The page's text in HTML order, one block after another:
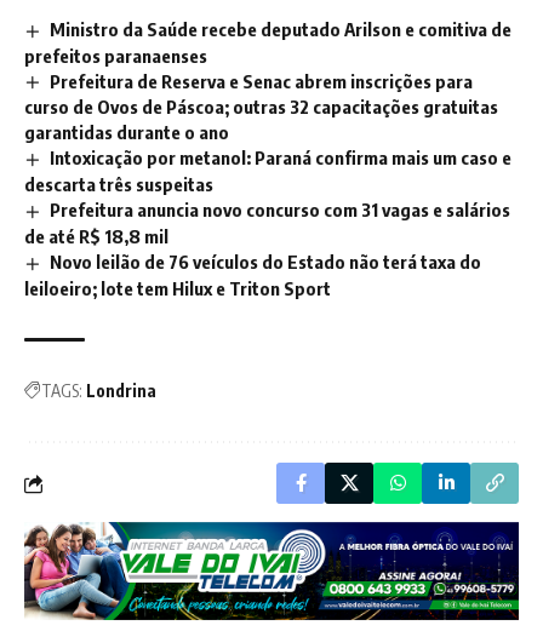
Ministro da Saúde recebe deputado Arilson e comitiva de
prefeitos paranaenses
Prefeitura de Reserva e Senac abrem inscrições para
curso de Ovos de Páscoa; outras 32 capacitações gratuitas
garantidas durante o ano
Intoxicação por metanol: Paraná confirma mais um caso e
descarta três suspeitas
Prefeitura anuncia novo concurso com 31 vagas e salários
de até R$ 18,8 mil
Novo leilão de 76 veículos do Estado não terá taxa do
leiloeiro; lote tem Hilux e Triton Sport
TAGS: Londrina